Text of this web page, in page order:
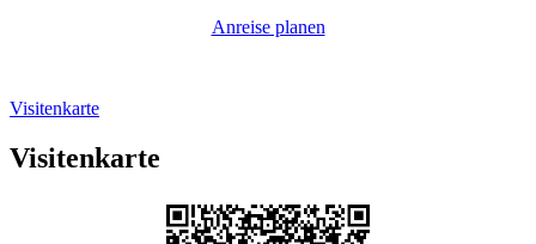
Anreise planen
Visitenkarte
Visitenkarte